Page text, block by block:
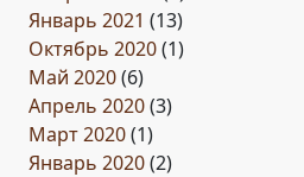
Январь 2021 (13)
Октябрь 2020(1)
Май 2020(6)
Апрель 2020(3)
Март 2020(1)
Январь 2020(2)